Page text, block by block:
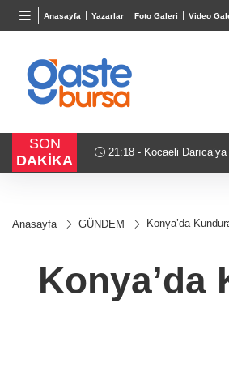
Anasayfa Yazarlar Foto Galeri Video
TND
16,2288%-0,56
BGN
28,0626
SON
DAKİKA
21:18 - Kocaeli
Anasayfa GÜNDEM Konya’da
Konya’da